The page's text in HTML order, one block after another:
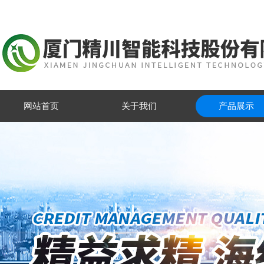
网站首页 关于我们 产品展示